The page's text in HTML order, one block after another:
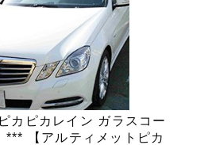
カピカレイン ガラスコー
*** 【アルティメットピカ